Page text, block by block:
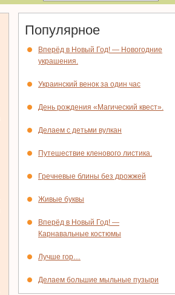
Популярное
Вперёд в Новый Год! — Новогодние
украшения.
Украинский венок за один час
День рождения «Магический квест».
Делаем с детьми вулкан
Путешествие кленового листика.
Гречневые блины без дрожжей
Живые буквы
Вперёд в Новый Год! —
Карнавальные костюмы
Лучше гор…
Делаем большие мыльные пузыри